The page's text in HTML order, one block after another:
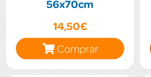
56x70cm
14,50€
Comprar